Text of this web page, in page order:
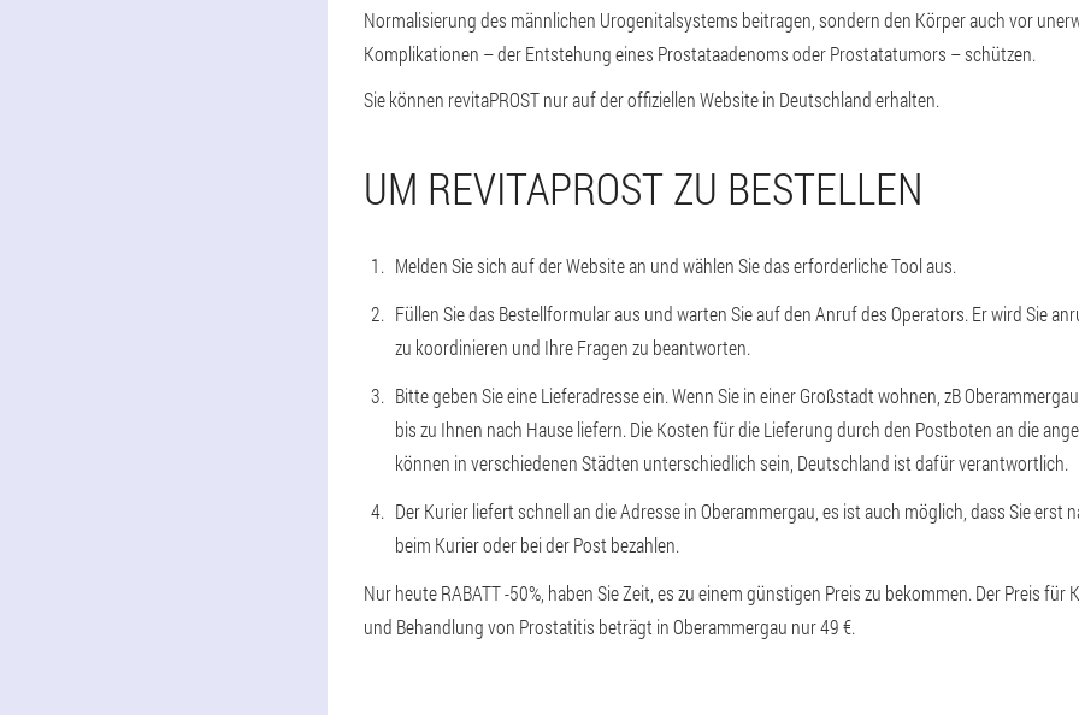
Normalisierung des männlichen Urogenitalsystems beitragen, sondern den Körper auch vor
Komplikationen – der Entstehung eines Prostataadenoms oder Prostatatumors – schützen.
Sie können revitaPROST nur auf der offiziellen Website in Deutschland erhalten.
UM REVITAPROST ZU BESTELLEN
Melden Sie sich auf der Website an und wählen Sie das erforderliche Tool aus.
Füllen Sie das Bestellformular aus und warten Sie auf den Anruf des Operators. Er wird Sie
zu koordinieren und Ihre Fragen zu beantworten.
Bitte geben Sie eine Lieferadresse ein. Wenn Sie in einer Großstadt wohnen, zB
bis zu Ihnen nach Hause liefern. Die Kosten für die Lieferung durch den Postboten an die
können in verschiedenen Städten unterschiedlich sein, Deutschland ist dafür verantwortlich.
Der Kurier liefert schnell an die Adresse in Oberammergau, es ist auch möglich, dass Sie erst
beim Kurier oder bei der Post bezahlen.
Nur heute RABATT -50%, haben Sie Zeit, es zu einem günstigen Preis zu bekommen. Der Preis für
und Behandlung von Prostatitis beträgt in Oberammergau nur 49 €.